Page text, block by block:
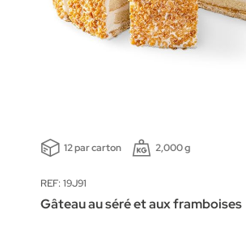
12 par carton 2,000 g
REF: 19J91
Gâteau au séré et aux framboises